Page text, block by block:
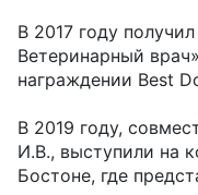
В 2017 году
Ветеринарный
награждении Best
В 2019 году,
И.В., выступили на
Бостоне, где